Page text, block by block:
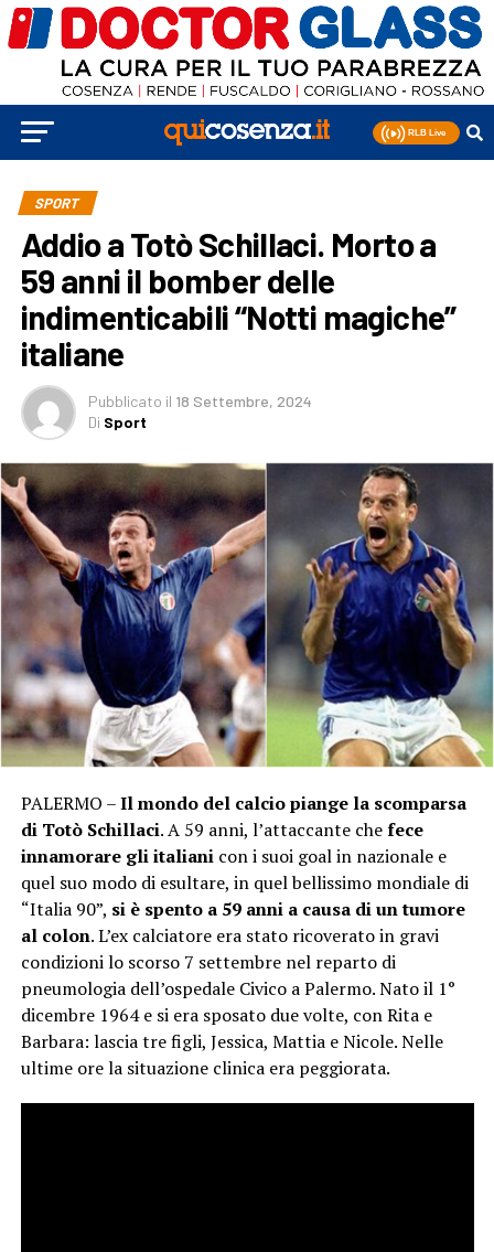
SPORT
Addio a Totò Schillaci. Morto a
59 anni il bomber delle
indimenticabili “Notti magiche”
italiane
Pubblicato il 18 Settembre, 2024
Di Sport
PALERMO –Il mondo del calcio piange la scomparsa
di Totò Schillaci. A 59 anni, l’attaccante chefece
innamorare gli italianicon i suoi goal in nazionale e
quel suo modo di esultare, in quel bellissimo mondiale di
“Italia 90”, si è spento a 59 anni a causa di un tumore
al colon. L’ex calciatore era stato ricoverato in gravi
condizioni lo scorso 7 settembre nel reparto di
pneumologia dell’ospedale Civico a Palermo. Nato il 1°
dicembre 1964 e si era sposato due volte, con Rita e
Barbara: lascia tre figli, Jessica, Mattia e Nicole. Nelle
ultime ore la situazione clinica era peggiorata.